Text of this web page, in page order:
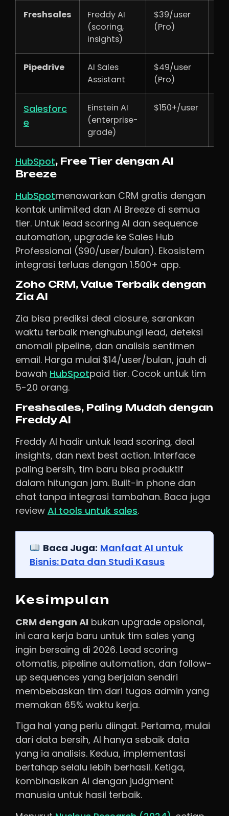
Freshsales
Freddy AI
(scoring,
insights)
$39/user
(Pro)
Pipedrive
AI Sales
Assistant
$49/user
(Pro)
Salesforc
e
Einstein AI
(enterprise-
grade)
$150+/user
HubSpot, Free Tier dengan AI
Breeze
HubSpotmenawarkan CRM gratis dengan
kontak unlimited dan AI Breeze di semua
tier. Untuk lead scoring AI dan sequence
automation, upgrade ke Sales Hub
Professional ($90/user/bulan). Ekosistem
integrasi terluas dengan 1.500+ app.
Zoho CRM, Value Terbaik dengan
Zia AI
Zia bisa prediksi deal closure, sarankan
waktu terbaik menghubungi lead, deteksi
anomali pipeline, dan analisis sentimen
email. Harga mulai $14/user/bulan, jauh di
bawah HubSpotpaid tier. Cocok untuk tim
5-20 orang.
Freshsales, Paling Mudah dengan
Freddy AI
Freddy AI hadir untuk lead scoring, deal
insights, dan next best action. Interface
paling bersih, tim baru bisa produktif
dalam hitungan jam. Built-in phone dan
chat tanpa integrasi tambahan. Baca juga
review AI tools untuk sales.
Baca Juga: Manfaat AI untuk
Bisnis: Data dan Studi Kasus
Kesimpulan
CRM dengan AI bukan upgrade opsional,
ini cara kerja baru untuk tim sales yang
ingin bersaing di 2026. Lead scoring
otomatis, pipeline automation, dan follow-
up sequences yang berjalan sendiri
membebaskan tim dari tugas admin yang
memakan 65% waktu kerja.
Tiga hal yang perlu diingat. Pertama, mulai
dari data bersih, AI hanya sebaik data
yang ia analisis. Kedua, implementasi
bertahap selalu lebih berhasil. Ketiga,
kombinasikan AI dengan judgment
manusia untuk hasil terbaik.